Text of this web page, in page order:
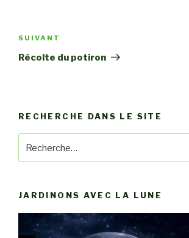
de
l’article
Article
suivant
SUIVANT
Récolte du potiron
RECHERCHE DANS LE SITE
JARDINONS AVEC LA LUNE